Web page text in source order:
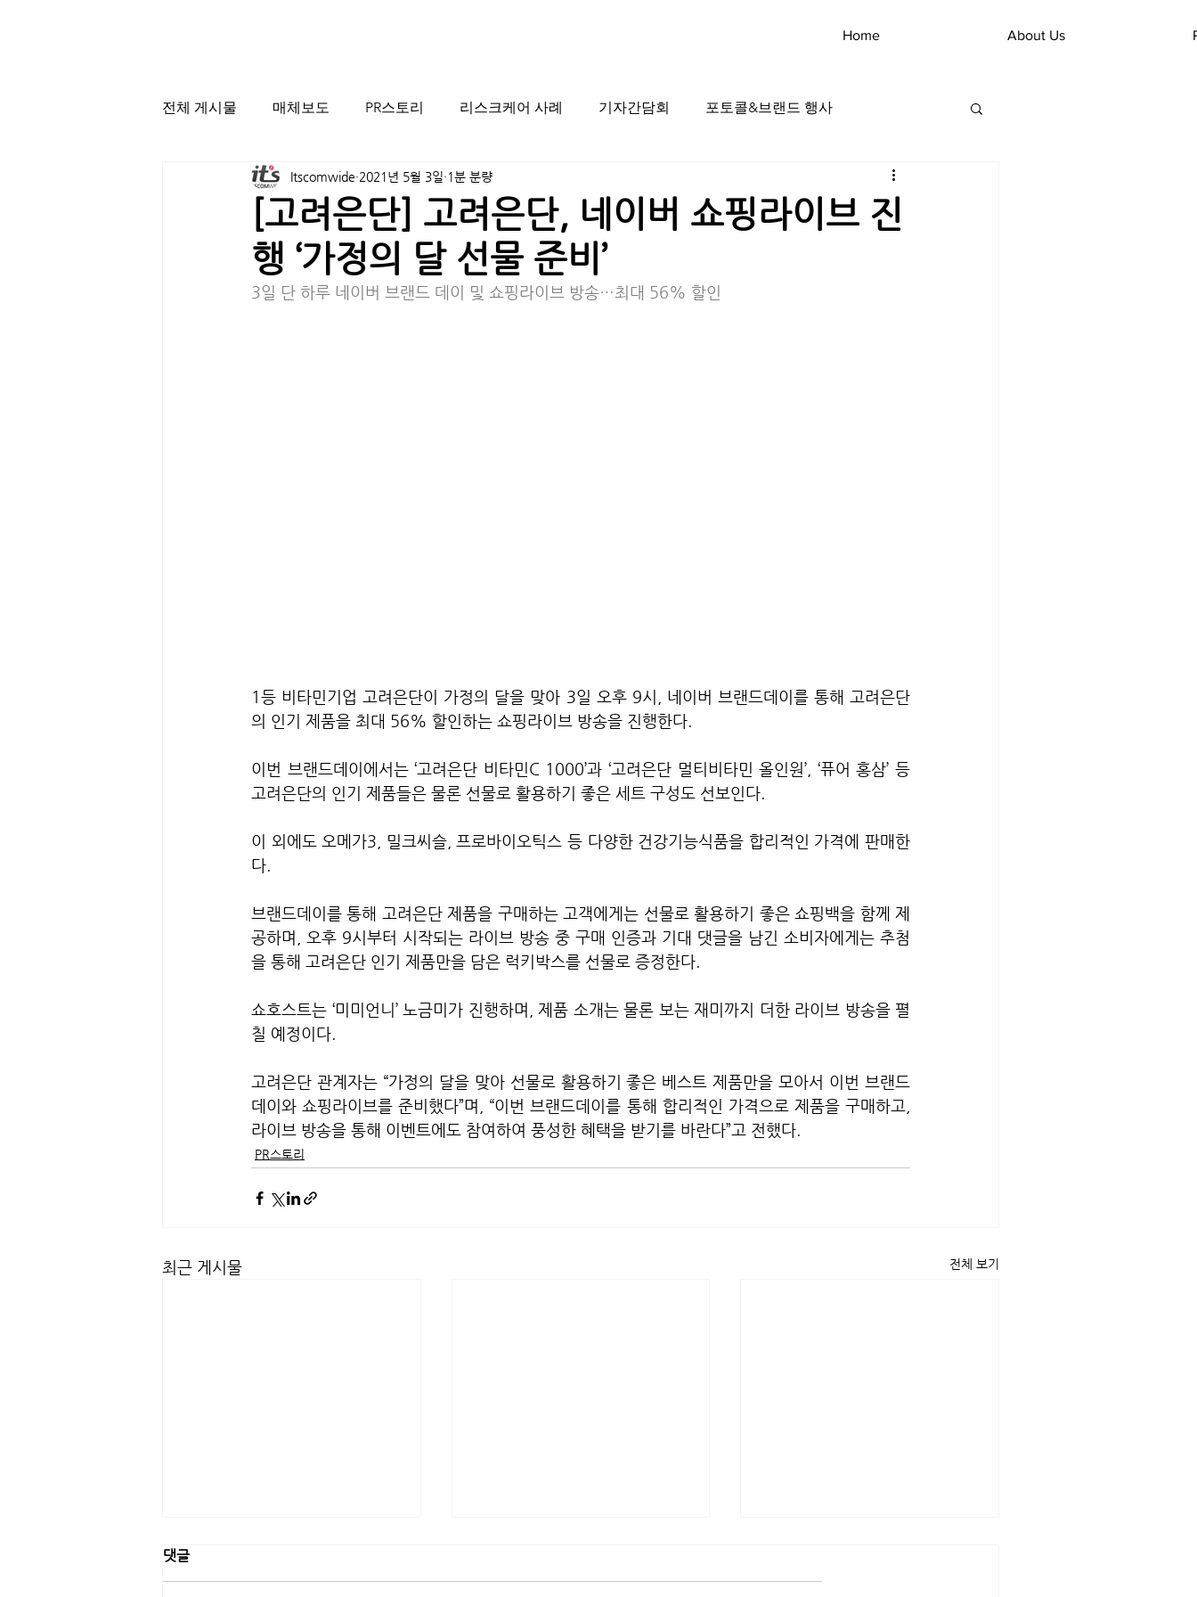
Home About Us
전체 게시물 매체보도 PR스토리 리스크케어 사례 기자간담회 포토콜&브랜드 행사
[고려은단] 고려은단, 네이버 쇼핑라이브 진
행 ‘가정의 달 선물 준비’
Itscomwide 2021년 5월 3일 1분 분량
3일 단 하루 네이버 브랜드 데이 및 쇼핑라이브 방송…최대 56% 할인
1등 비타민기업 고려은단이 가정의 달을 맞아 3일 오후 9시, 네이버 브랜드데이를 통해 고려은단
의 인기 제품을 최대 56% 할인하는 쇼핑라이브 방송을 진행한다.
이번 브랜드데이에서는 ‘고려은단 비타민C 1000’과 ‘고려은단 멀티비타민 올인원’, ‘퓨어 홍삼’ 등
고려은단의 인기 제품들은 물론 선물로 활용하기 좋은 세트 구성도 선보인다.
이 외에도 오메가3, 밀크씨슬, 프로바이오틱스 등 다양한 건강기능식품을 합리적인 가격에 판매한
다.
브랜드데이를 통해 고려은단 제품을 구매하는 고객에게는 선물로 활용하기 좋은 쇼핑백을 함께 제
공하며, 오후 9시부터 시작되는 라이브 방송 중 구매 인증과 기대 댓글을 남긴 소비자에게는 추첨
을 통해 고려은단 인기 제품만을 담은 럭키박스를 선물로 증정한다.
쇼호스트는 ‘미미언니’ 노금미가 진행하며, 제품 소개는 물론 보는 재미까지 더한 라이브 방송을 펼
칠 예정이다.
고려은단 관계자는 “가정의 달을 맞아 선물로 활용하기 좋은 베스트 제품만을 모아서 이번 브랜드
데이와 쇼핑라이브를 준비했다”며, “이번 브랜드데이를 통해 합리적인 가격으로 제품을 구매하고,
라이브 방송을 통해 이벤트에도 참여하여 풍성한 혜택을 받기를 바란다”고 전했다.
PR스토리
최근 게시물 전체 보기
댓글